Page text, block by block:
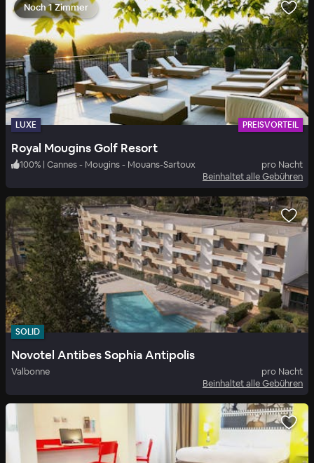
Noch 1 Zimmer
LUXE PREISVORTEIL
Royal Mougins Golf Resort
100% | Cannes - Mougins - Mouans-Sartoux
pro Nacht
Beinhaltet alle Gebühren
SOLID
Novotel Antibes Sophia Antipolis
Valbonne
pro Nacht
Beinhaltet alle Gebühren